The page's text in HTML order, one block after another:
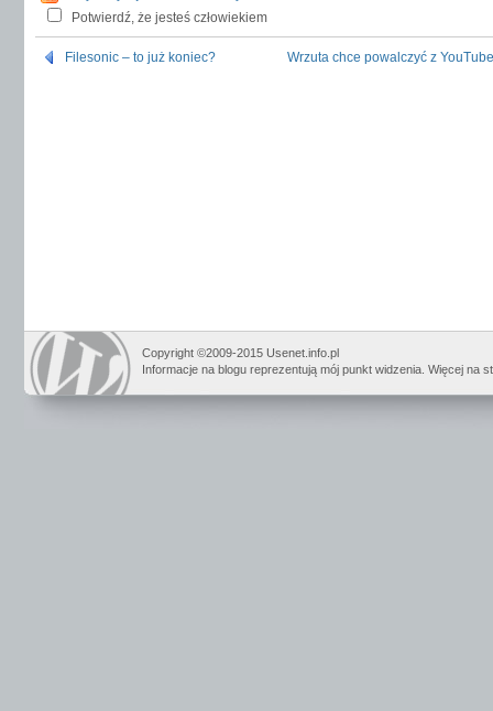
Potwierdź, że jesteś człowiekiem
Filesonic – to już koniec? Wrzuta chce powalczyć z
Copyright ©2009-2015 Usenet.info.pl
Informacje na blogu reprezentują mój punkt widzenia. Więcej na